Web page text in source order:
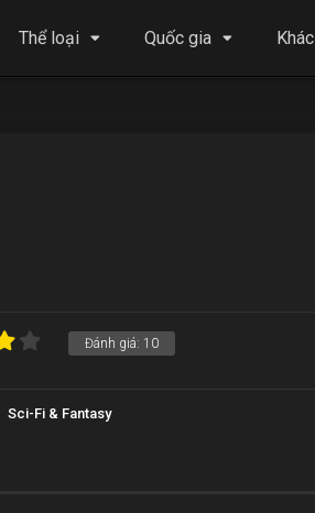
Thể loại Quốc gia Khác
Đánh giá: 10
Sci-Fi & Fantasy